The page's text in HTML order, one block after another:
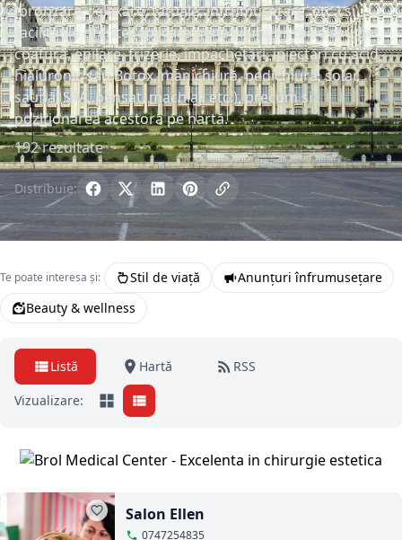
(bronzare, relaxare, tatuaje, înfrumusețare, etc.) și
facilitățile oferite (aplicare gene și unghii false sau gel,
coafură, epilare, frizerie, împachetări, injectări cu acid
hialuronic sau Botox, manichiură, pedichiură, solar,
saună, SPA, pensat, machiaj, etc.), precum și
poziționarea acestora pe hartă.
192 rezultate
Distribuie:
Te poate interesa și: Stil de viață
Anunțuri înfrumusețare
Beauty & wellness
Listă Hartă
RSS
Vizualizare:
Salon Ellen
0747254835